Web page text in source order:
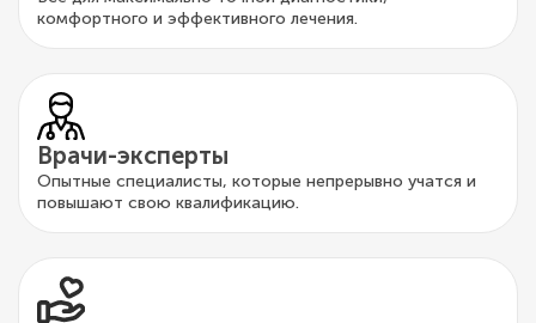
комфортного и эффективного лечения.
Врачи-эксперты
Опытные специалисты, которые непрерывно учатся и
повышают свою квалификацию.